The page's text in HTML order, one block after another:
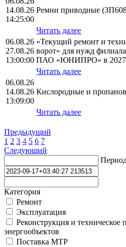
14.08.26
14:25:00
Ремни приводные
Читать далее
06.08.26
27.08.26
13:00:00
«Текущий ремонт и
ворот» для нужд
ПАО «ЮНИПРО» в 2027
Читать далее
06.08.26
14.08.26
13:09:00
Кислородные и
Читать далее
Предыдущий
1 2 3 4 5 6 7
Следующий
Категория
Ремонт
Эксплуатация
Реконструкция и техническое
энергообъектов
Поставка МТР